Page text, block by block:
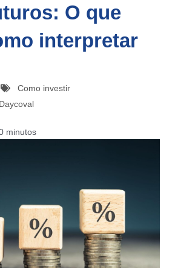
O que
interpretar
Como investir
minutos